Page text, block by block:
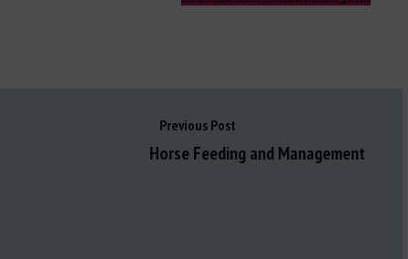
Previous Post
Horse Feeding and Management